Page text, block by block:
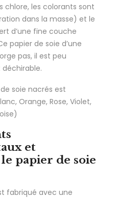
chlore, les colorants sont
dans la masse) et le
d’une fine couche
papier de soie d’une
pas, il est peu
soie nacrés est
Orange, Rose, Violet,
et
papier de soie
fabriqué avec une